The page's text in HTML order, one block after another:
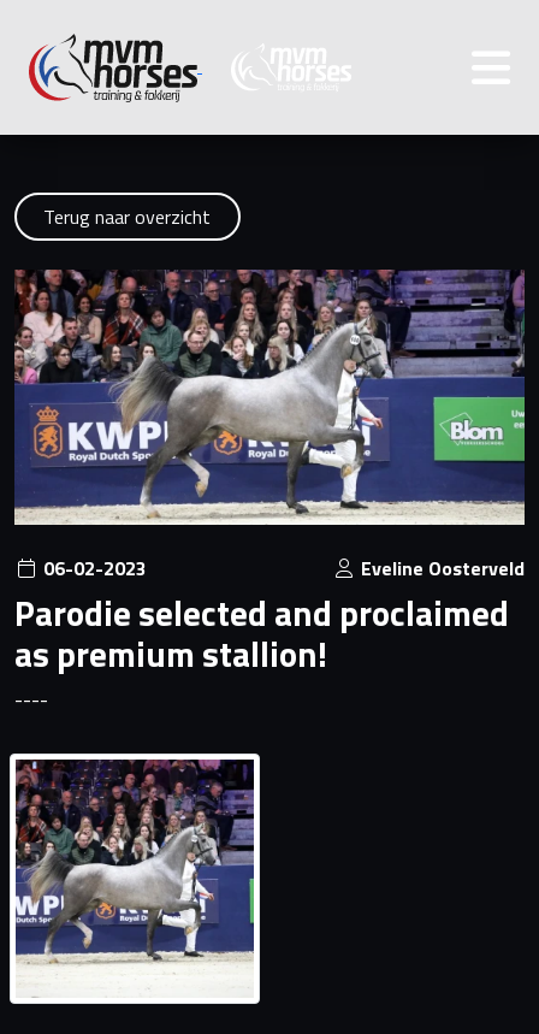
Terug naar overzicht
06-02-2023 Eveline Oosterveld
Parodie selected and proclaimed
as premium stallion!
----